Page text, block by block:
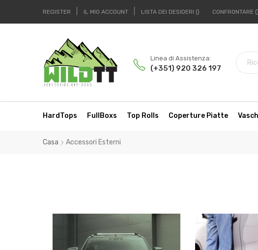
REGISTER IL MIO ACCOUNT LISTA DEI DESIDERI CONFRONTARE
Linea di Assistenza:
(+351) 920 326 197
HardTops FullBoxs Top Rolls Coperture Piatte
Casa Accessori Esterni